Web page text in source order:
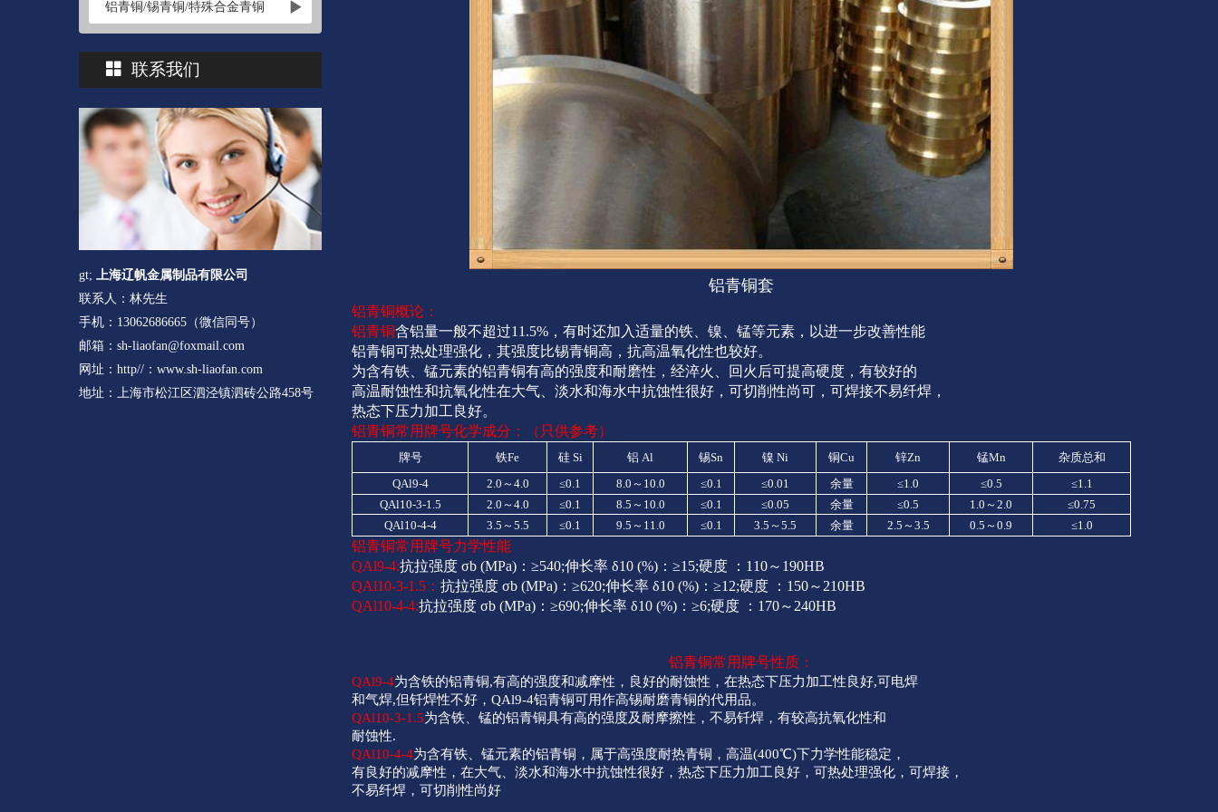
铝青铜/锡青铜/特殊合金青铜
联系我们
gt;
上海辽帆金属制品有限公司
联系人：林先生
手机：13062686665（微信同号）
邮箱：sh-liaofan@foxmail.com
网址：http//：www.sh-liaofan.com
地址：上海市松江区泗泾镇泗砖公路458号
铝青铜套
铝青铜概论：
铝青铜含铝量一般不超过11.5%，有时还加入适量的铁、镍、锰等元素，以进一步改善性能
铝青铜可热处理强化，其强度比锡青铜高，抗高温氧化性也较好。
为含有铁、锰元素的铝青铜有高的强度和耐磨性，经淬火、回火后可提高硬度，有较好的
高温耐蚀性和抗氧化性在大气、淡水和海水中抗蚀性很好，可切削性尚可，可焊接不易纤焊，
热态下压力加工良好。
铝青铜常用牌号化学成分：（只供参考）
牌号 铁Fe 硅 Si 铝 Al 锡Sn 镍 Ni 铜Cu 锌Zn 锰Mn
杂质总和
QAl9-4
2.0～4.0 ≤0.1 8.0～10.0 ≤0.1 ≤0.01 余量 ≤1.0 ≤0.5
≤1.1
QAl10-3-1.5
2.0～4.0 ≤0.1 8.5～10.0 ≤0.1 ≤0.05 余量 ≤0.5 1.0～2.0
≤0.75
QAl10-4-4
3.5～5.5 ≤0.1 9.5～11.0 ≤0.1 3.5～5.5 余量 2.5～3.5 0.5～0.9 ≤1.0
铝青铜常用牌号力学性能
QAl9-4:抗拉强度 σb (MPa)：≥540;伸长率 δ10 (%)：≥15;硬度
：110～190HB
QAl10-3-1.5：抗拉强度 σb (MPa)：≥620;伸长率 δ10 (%)：≥12;硬度
：150～210HB
QAl10-4-4:抗拉强度 σb (MPa)：≥690;伸长率 δ10 (%)：≥6;硬度 ：170～240HB
铝青铜常用牌号性质：
QAl9-4为含铁的铝青铜,有高的强度和减摩性，良好的耐蚀性，在热态下压力加工性良好,可电焊
和气焊,但钎焊性不好，QAl9-4铝青铜可用作高锡耐磨青铜的代用品。
QAl10-3-1.5为含铁、锰的铝青铜具有高的强度及耐摩擦性，不易钎焊，有较高抗氧化性和
耐蚀性.
QAl10-4-4为含有铁、锰元素的铝青铜，属于高强度耐热青铜，高温(400℃)下力学性能稳定，
有良好的减摩性，在大气、淡水和海水中抗蚀性很好，热态下压力加工良好，可热处理强化，可焊接，
不易纤焊，可切削性尚好